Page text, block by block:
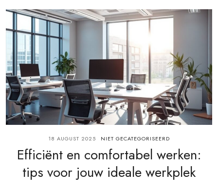
18 AUGUST 2025 NIET GECATEGORISEERD
Efficiënt en comfortabel werken:
tips voor jouw ideale werkplek